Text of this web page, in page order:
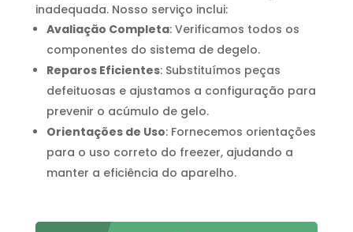
inadequada. Nosso serviço inclui:
Avaliação Completa: Verificamos todos os
componentes do sistema de degelo.
Reparos Eficientes: Substituímos peças
defeituosas e ajustamos a configuração para
prevenir o acúmulo de gelo.
Orientações de Uso: Fornecemos orientações
para o uso correto do freezer, ajudando a
manter a eficiência do aparelho.